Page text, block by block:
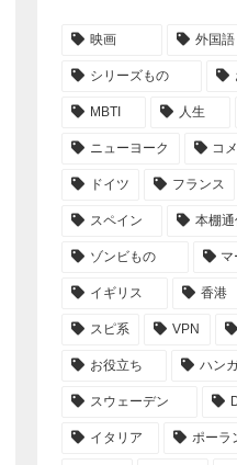
映画 外国語
シリーズもの
MBTI 人生
ニューヨーク コ
ドイツ フランス
スペイン 本棚通
ゾンビもの マ
イギリス 香港
スピ系 VPN
お役立ち ハン
スウェーデン
イタリア ポーラ